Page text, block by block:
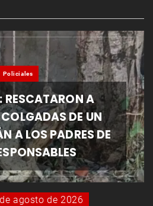
Policiales
RESCATARON A
DE UN
A LOS PADRES DE
agosto de 2026